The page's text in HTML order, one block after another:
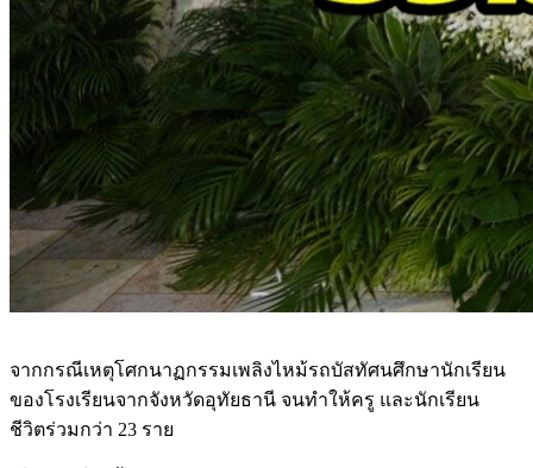
จากกรณีเหตุโศกนาฏกรรมเพลิงไหม้รถบัสทัศนศึกษานักเรียน
ของโรงเรียนจากจังหวัดอุทัยธานี จนทำให้ครู และนักเรียน
ชีวิตร่วมกว่า 23 ราย